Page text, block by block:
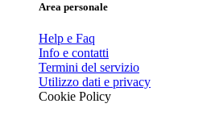
Area personale
Help e Faq
Info e contatti
Termini del servizio
Utilizzo dati e privacy
Cookie Policy